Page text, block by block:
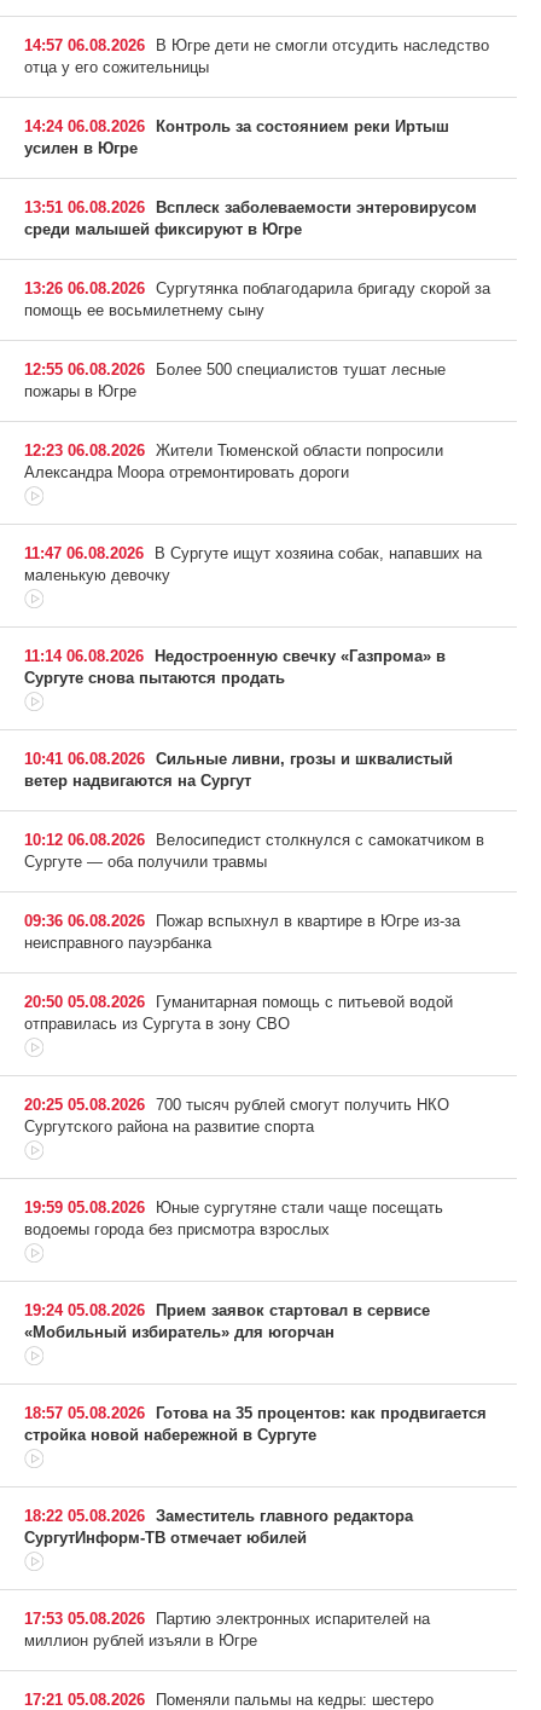
14:57 06.08.2026
В Югре дети не смогли отсудить наследство
отца у его сожительницы
14:24 06.08.2026 Контроль за состоянием реки Иртыш
усилен в Югре
13:51 06.08.2026 Всплеск заболеваемости энтеровирусом
среди малышей фиксируют в Югре
13:26 06.08.2026 Сургутянка поблагодарила бригаду скорой за
помощь ее восьмилетнему сыну
12:55 06.08.2026
Более 500 специалистов тушат лесные
пожары в Югре
12:23 06.08.2026 Жители Тюменской области попросили
Александра Моора отремонтировать дороги
11:47 06.08.2026
В Сургуте ищут хозяина собак, напавших на
маленькую девочку
11:14 06.08.2026 Недостроенную свечку «Газпрома» в
Сургуте снова пытаются продать
10:41 06.08.2026 Сильные ливни, грозы и шквалистый
ветер надвигаются на Сургут
10:12 06.08.2026
Велосипедист столкнулся с самокатчиком в
Сургуте — оба получили травмы
09:36 06.08.2026
Пожар вспыхнул в квартире в Югре из-за
неисправного пауэрбанка
20:50 05.08.2026
Гуманитарная помощь с питьевой водой
отправилась из Сургута в зону СВО
20:25 05.08.2026 700 тысяч рублей смогут получить НКО
Сургутского района на развитие спорта
19:59 05.08.2026
Юные сургутяне стали чаще посещать
водоемы города без присмотра взрослых
19:24 05.08.2026 Прием заявок стартовал в сервисе
«Мобильный избиратель» для югорчан
18:57 05.08.2026 Готова на 35 процентов: как продвигается
стройка новой набережной в Сургуте
18:22 05.08.2026 Заместитель главного редактора
СургутИнформ-ТВ отмечает юбилей
17:53 05.08.2026
Партию электронных испарителей на
миллион рублей изъяли в Югре
17:21 05.08.2026
Поменяли пальмы на кедры: шестеро